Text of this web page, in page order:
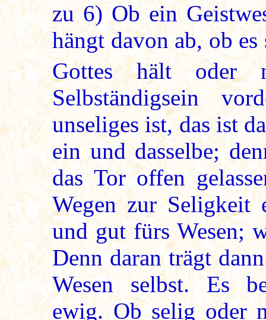
zu 6) Ob ein
hängt davon ab, ob
Gottes hält
Selbständigsein
unseliges ist, das ist
ein und dasselbe;
das Tor offen
Wegen zur
und gut fürs Wesen;
Denn daran trägt
Wesen selbst. Es
ewig. Ob selig oder